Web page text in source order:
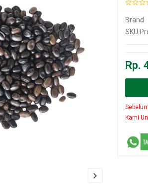
Brand
SKU
Rp.
Kami